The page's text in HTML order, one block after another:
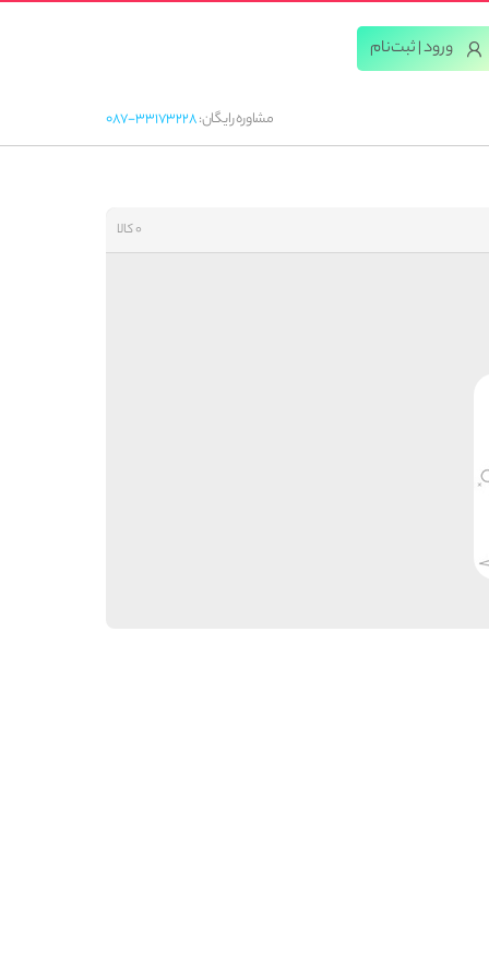
ورود | ثبت‌‌نام
مشاوره رایگان:087-33173228
0 کالا